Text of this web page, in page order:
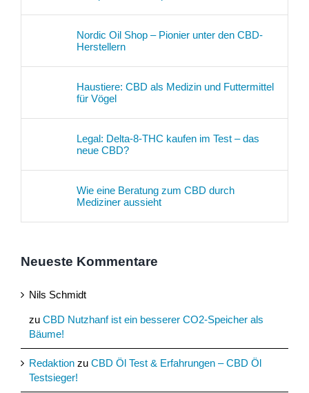
Nordic Oil Shop – Pionier unter den CBD-
Herstellern
Haustiere: CBD als Medizin und Futtermittel
für Vögel
Legal: Delta-8-THC kaufen im Test – das
neue CBD?
Wie eine Beratung zum CBD durch
Mediziner aussieht
Neueste Kommentare
Nils Schmidt
zu CBD Nutzhanf ist ein besserer CO2-Speicher als
Bäume!
Redaktion zu CBD Öl Test & Erfahrungen – CBD Öl
Testsieger!